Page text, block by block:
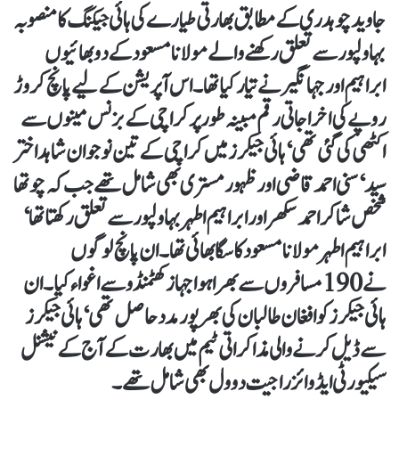
جاوید چوہدری کے مطابق بھارتی طیارے کی ہائی جیکنگ کا منصوبہ
بہاولپور سے تعلق رکھنے والے مولانا مسعود کے دو بھائیوں
ابراہیم اور جہانگیر نے تیار کیا تھا۔ اس آپریشن کے لیے پانچ کروڑ
روپے کی اخراجاتی رقم مبینہ طور پر کراچی کے بزنس مینوں سے
اکٹھی کی گئی تھی‘ ہائی جیکرز میں کراچی کے تین نوجوان شاہد اختر
سید‘ سنی احمد قاضی اور ظہور مستری بھی شامل تھے جب کہ چوتھا
شخص شاکر احمد سکھر اور ابراہیم اطہر بہاولپور سے تعلق رکھتا تھا‘
ابراہیم اطہر مولانا مسعود کا سگا بھائی تھا۔ ان پانچ لوگوں
نے 190 مسافروں سے بھرا ہوا جہاز کھٹمنڈو سے اغواء کیا۔ ان
ہائی جیکرز کو افغان طالبان کی بھرپور مدد حاصل تھی‘ ہائی جیکرز
سے ڈیل کرنے والی مذاکراتی ٹیم میں بھارت کے آج کے نیشنل
سیکیورٹی ایڈوائزر اجیت دوول بھی شامل تھے۔